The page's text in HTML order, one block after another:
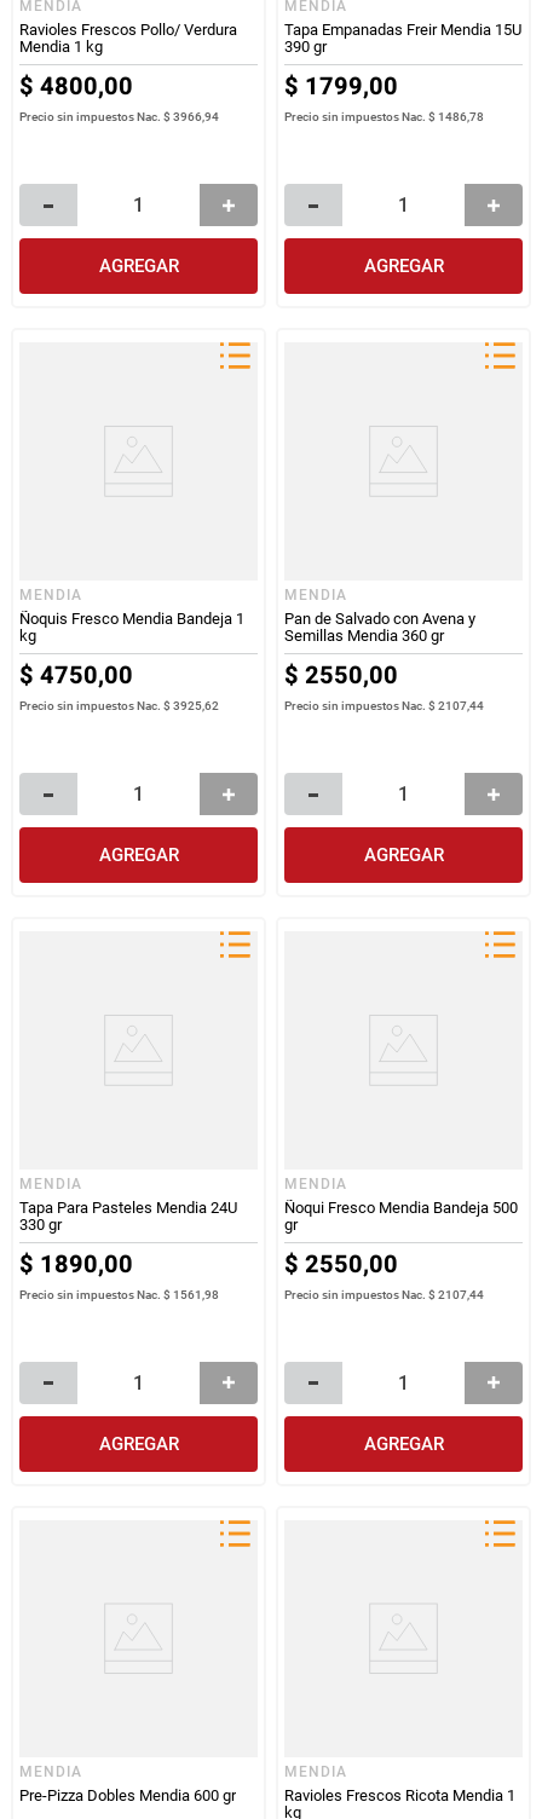
MENDIA
Ravioles Frescos Pollo/ Verdura
Mendia 1 kg
$ 4800,00
Precio sin impuestos Nac.$ 3966,94
AGREGAR
MENDIA
Tapa Empanadas Freir Mendia 15U
390 gr
$ 1799,00
Precio sin impuestos Nac.$ 1486,78
AGREGAR
MENDIA
Ñoquis Fresco Mendia Bandeja 1
kg
$ 4750,00
Precio sin impuestos Nac.$ 3925,62
AGREGAR
MENDIA
Pan de Salvado con Avena y
Semillas Mendia 360 gr
$ 2550,00
Precio sin impuestos Nac.$ 2107,44
AGREGAR
MENDIA
Tapa Para Pasteles Mendia 24U
330 gr
$ 1890,00
Precio sin impuestos Nac.$ 1561,98
AGREGAR
MENDIA
Ñoqui Fresco Mendia Bandeja 500
gr
$ 2550,00
Precio sin impuestos Nac.$ 2107,44
AGREGAR
MENDIA
Pre-Pizza Dobles Mendia 600 gr
MENDIA
Ravioles Frescos Ricota Mendia 1
kg